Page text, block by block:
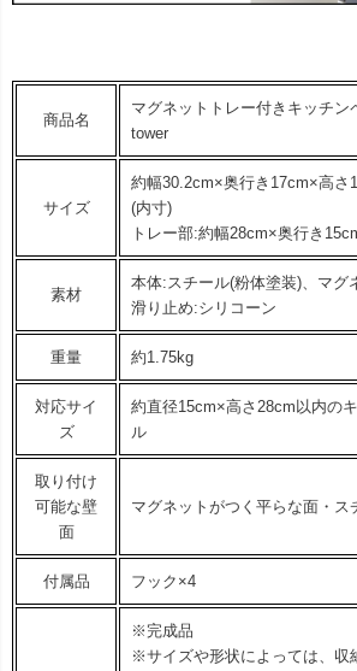
商品名
マグネットトレー付きキッチン
tower
サイズ
約幅30.2cm×奥行き17cm×高さ
(内寸)
トレー部:約幅28cm×奥行き
素材
本体:スチール(粉体塗装)、マグ
滑り止め:シリコーン
重量 約1.75kg
対応サイ
ズ
約直径15cm×高さ28cm以内の
ル
取り付け
可能な壁
面
マグネットがつく平らな面・ス
付属品 フック×4
※完成品
※サイズや形状によっては、収